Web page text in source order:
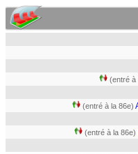
(entré à
(entré à la 86e)
(entré à la 86e)